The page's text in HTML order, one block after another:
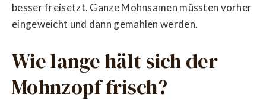
besser freisetzt. Ganze Mohnsamen müssten vorher
eingeweicht und dann gemahlen werden.
Wie lange hält sich der
Mohnzopf frisch?